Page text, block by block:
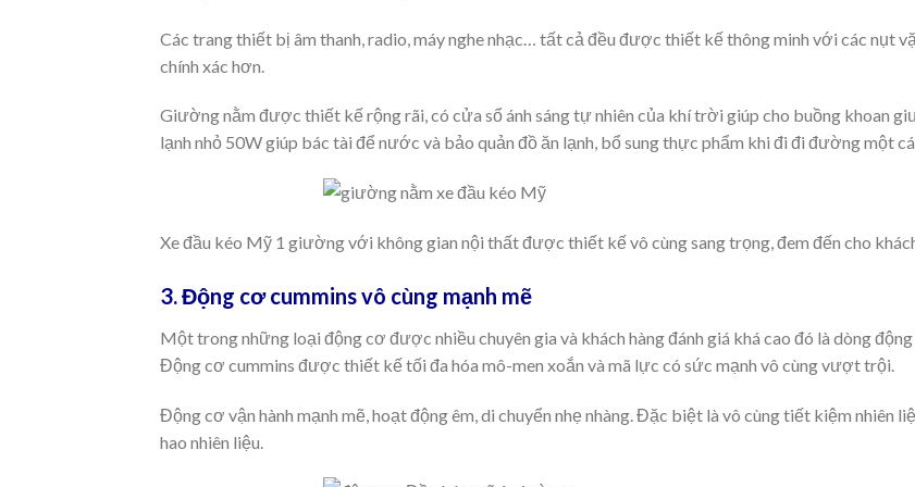
Các trang thiết bị âm thanh, radio, máy nghe nhạc… tất cả đều được thiết kế thông minh với các nụt
chính xác hơn.
Giường nằm được thiết kế rộng rãi, có cửa sổ ánh sáng tự nhiên của khí trời giúp cho buồng khoan
lạnh nhỏ 50W giúp bác tài để nước và bảo quản đồ ăn lạnh, bổ sung thực phẩm khi đi đi đường một
Xe đầu kéo Mỹ 1 giường với không gian nội thất được thiết kế vô cùng sang trọng, đem đến cho
3. Động cơ cummins vô cùng mạnh mẽ
Một trong những loại động cơ được nhiều chuyên gia và khách hàng đánh giá khá cao đó là dòng
Động cơ cummins được thiết kế tối đa hóa mô-men xoắn và mã lực có sức mạnh vô cùng vượt trội.
Động cơ vận hành mạnh mẽ, hoạt động êm, di chuyển nhẹ nhàng. Đặc biệt là vô cùng tiết kiệm nhiên
hao nhiên liệu.